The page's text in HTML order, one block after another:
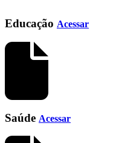
Educação Acessar
Saúde Acessar